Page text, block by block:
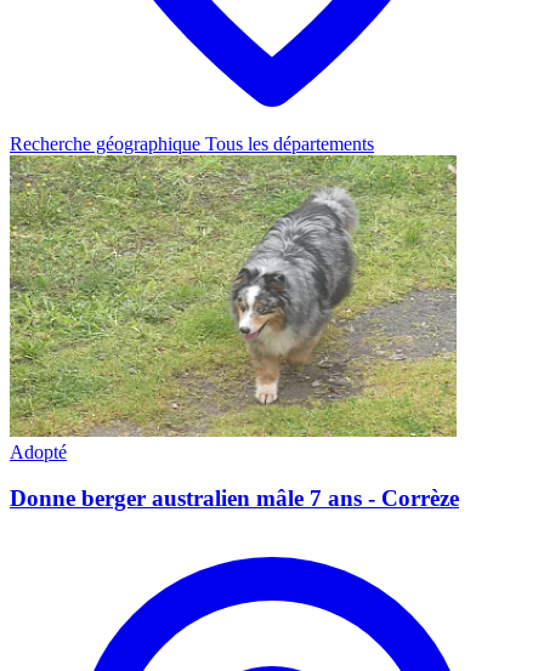
Recherche géographique Tous les départements
Adopté
Donne berger australien mâle 7 ans - Corrèze